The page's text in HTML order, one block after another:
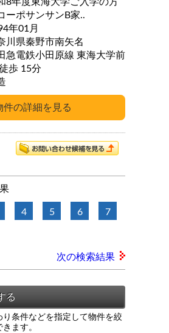
ーポサンサンB家..
年01月
川県秦野市南矢名
急電鉄小田原線 東海大学前
駅 徒歩 15分
4 5 6 7
次の検索結果
条件などを指定して物件を絞
ます。